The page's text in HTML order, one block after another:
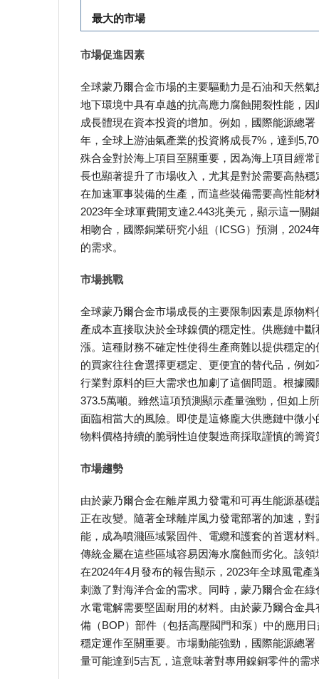
最大的市場
市場促進因素
全球蒙乃爾合金市場的主要驅動力是石油和天然
地下環境中具有卓越的抗高應力腐蝕開裂性能，
成長體現在資本投資的增加。例如，國際能源總
年，全球上游油氣產業的投資將成長7%，達到
殊合金對於海上項目至關重要，因為海上項目經
長也顯著提升了市場收入，尤其是對於需要高熱
在加速軍事裝備的生產，而這些裝備需要高性能
2023年全球軍費開支達2.443兆美元，顯示這一
相吻合，國際銅業研究小組（ICSG）預測，2024
的需求。
市場挑戰
全球蒙乃爾合金市場成長的主要限制因素是原物
產成本直接取決於全球鎳價的穩定性。供應鏈中
漲。這種財務不確定性使得生產商難以提供穩定
的買家往往會選擇更穩定、更便宜的替代品，例
行業對原料的巨大需求也加劇了這個問題。根據
373.5萬噸。雖然這項預測顯示產量強勁，但如上
面臨相當大的風險。即使是這條龐大供應鏈中微
物料價格持續的脆弱性迫使製造商採取謹慎的籌
市場趨勢
由於蒙乃爾合金在離岸風力發電和可再生能源基
正在改變。隨著全球離岸風力發電部署的加速，
能，成為噴濺區域緊固件、電纜和護套的首選材
傳統金屬在這些區域容易因海水腐蝕而劣化。該
在2024年4月發布的報告顯示，2023年全球風電
刺激了對海洋合金的需求。同時，蒙乃爾合金在
水電電解需要堅固耐用的材料。由於蒙乃爾合金
備（BOP）部件（包括高壓閥門和泵）中的應用
穩定運作至關重要。市場動能強勁，國際能源總
量可能達到5吉瓦，這意味著對專用鎳銅零件的需